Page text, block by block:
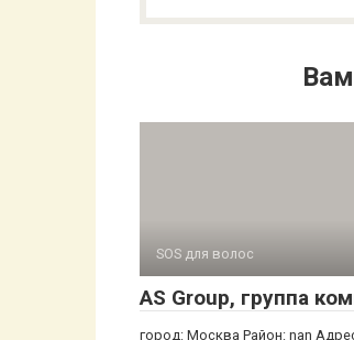
SOS для волос
AS Group, группа
город: Москва Район: nan